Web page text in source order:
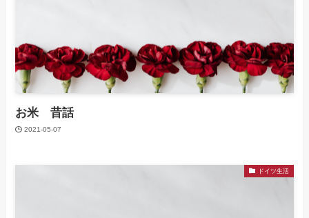
お米 昔話
2021-05-07
ドイツ生活